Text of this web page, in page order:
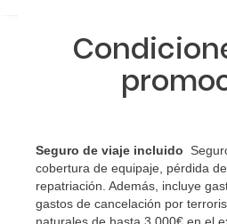
Al realizar la reserva, uno de
quedado de pendiente de
sabré si se confirma el viaje?
quiero al hacer mi solicitud de
Si tengo los traslados
dirigirme?
Seguro de viaje incluido
cobertura de equipaje, pérdida
repatriación. Además, incluye
gastos de cancelación por
naturales de hasta 3.000€ en el